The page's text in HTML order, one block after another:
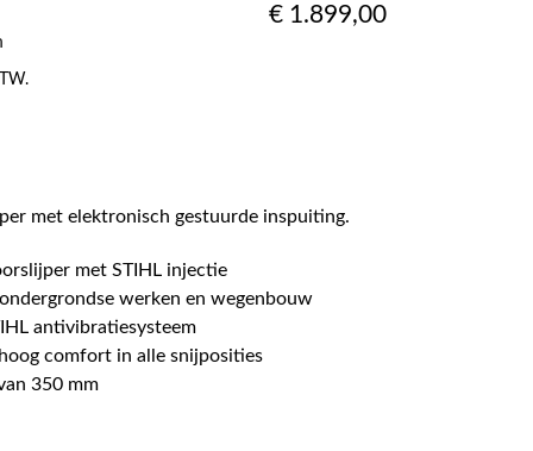
€ 1.899,00
met elektronisch gestuurde inspuiting.
met STIHL injectie
werken en wegenbouw
antivibratiesysteem
comfort in alle snijposities
350 mm